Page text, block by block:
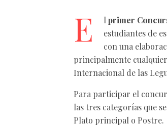
E l primer
estudiantes de
con una
principalmente
Internacional de las
Para participar el
las tres categorías que
Plato principal o Postre.